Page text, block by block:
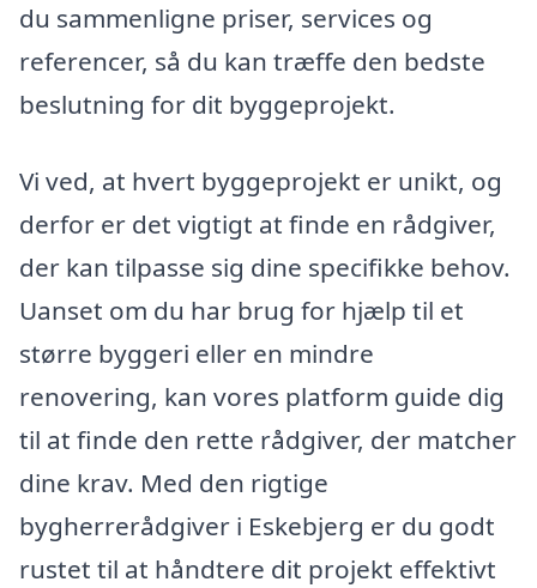
du sammenligne priser, services og
referencer, så du kan træffe den bedste
beslutning for dit byggeprojekt.
Vi ved, at hvert byggeprojekt er unikt, og
derfor er det vigtigt at finde en rådgiver,
der kan tilpasse sig dine specifikke behov.
Uanset om du har brug for hjælp til et
større byggeri eller en mindre
renovering, kan vores platform guide dig
til at finde den rette rådgiver, der matcher
dine krav. Med den rigtige
bygherrerådgiver i Eskebjerg er du godt
rustet til at håndtere dit projekt effektivt